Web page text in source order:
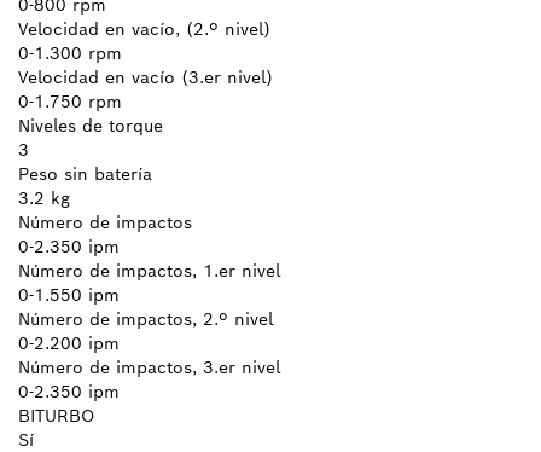
0-800 rpm
Velocidad en vacío, (2.º nivel)
0-1.300 rpm
Velocidad en vacío (3.er nivel)
0-1.750 rpm
Niveles de torque
3
Peso sin batería
3.2 kg
Número de impactos
0-2.350 ipm
Número de impactos, 1.er nivel
0-1.550 ipm
Número de impactos, 2.º nivel
0-2.200 ipm
Número de impactos, 3.er nivel
0-2.350 ipm
BITURBO
Sí